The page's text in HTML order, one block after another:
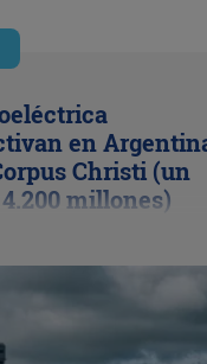
en
Christi (un
millones)